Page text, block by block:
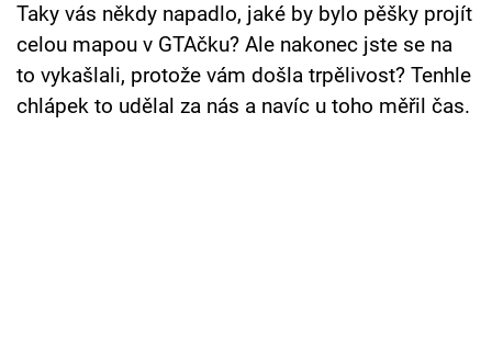
Sledujte prima+
Přihlášení
Taky vás někdy napadlo, jaké by bylo pěšky projít
celou mapou v GTAčku? Ale nakonec jste se na
to vykašlali, protože vám došla trpělivost? Tenhle
chlápek to udělal za nás a navíc u toho měřil čas.